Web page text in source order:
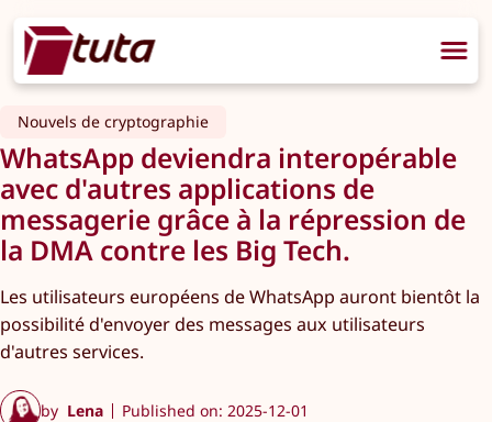
Nouvels de cryptographie
WhatsApp deviendra interopérable
avec d'autres applications de
messagerie grâce à la répression de
la DMA contre les Big Tech.
Les utilisateurs européens de WhatsApp auront bientôt la
possibilité d'envoyer des messages aux utilisateurs
d'autres services.
by Lena Published on: 2025-12-01